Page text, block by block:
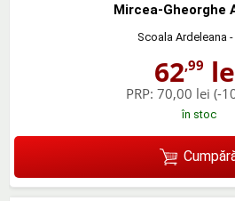
Mircea-Gheorghe
Scoala Ardeleana-
62,99
PRP: 70,00 lei (-
în stoc